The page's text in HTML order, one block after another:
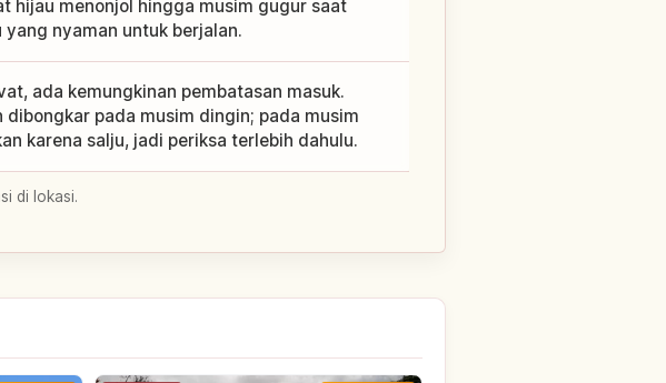
hijau menonjol hingga musim gugur saat
nyaman untuk berjalan.
ada kemungkinan pembatasan masuk.
pada musim dingin; pada musim
karena salju, jadi periksa terlebih dahulu.
di lokasi.